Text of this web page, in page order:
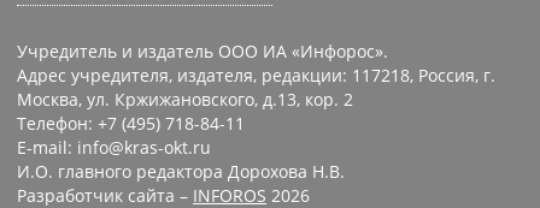
Учредитель и издатель ООО ИА «Инфорос».
Адрес учредителя, издателя, редакции: 117218, Россия, г.
Москва, ул. Кржижановского, д.13, кор. 2
Телефон: +7 (495) 718-84-11
E-mail: info@kras-okt.ru
И.О. главного редактора Дорохова Н.В.
Разработчик сайта – INFOROS 2026